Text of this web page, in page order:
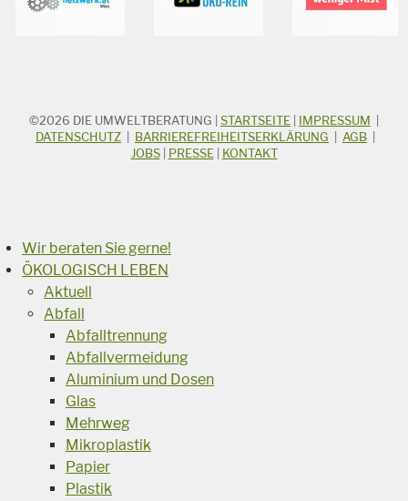
STICHWORTSUCHE
Suchbegriff
©2026 DIE UMWELTBERATUNG STARTSEITE IMPRESSUM
DATENSCHUTZ
BARRIEREFREIHEITSERKLÄRUNG AGB
JOBS| PRESSE| KONTAKT
Wir beraten Sie gerne!
ÖKOLOGISCH LEBEN
Aktuell
Abfall
Abfalltrennung
Abfallvermeidung
Aluminium und Dosen
Glas
Mehrweg
Mikroplastik
Papier
Plastik